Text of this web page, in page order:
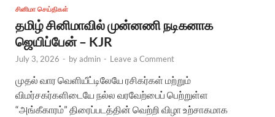
சினிமா செய்திகள்
தமிழ் சினிமாவில் முன்னணி நடிகனாக
ஜெயிப்பேன் – KJR
July 3, 2026 - byadmin - Leave a Comment
முதல் வார வெளியீட்டிலேயே ரசிகர்கள் மற்றும்
விமர்சகர்களிடையே நல்ல வரவேற்பைப் பெற்றுள்ள
“அங்கீகாரம்” திரைப்படத்தின் வெற்றி விழா உற்சாகமாக